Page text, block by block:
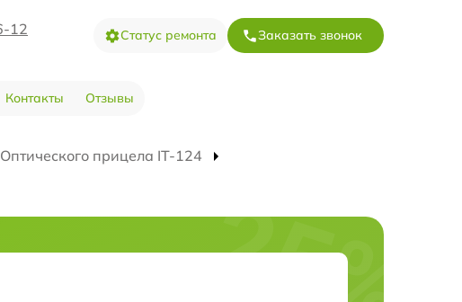
12 Статус ремонта Заказать звонок
Контакты Отзывы
прицела IT-124